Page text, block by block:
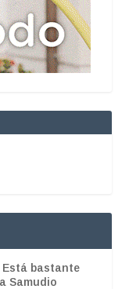
Está bastante
Samudio